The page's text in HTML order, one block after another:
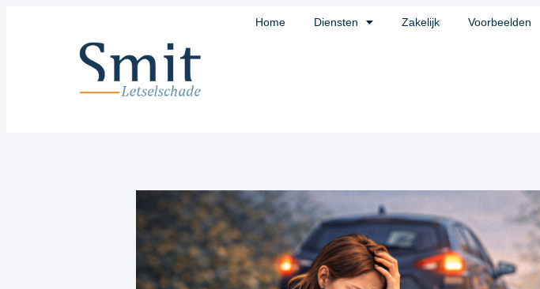
Home Diensten Zakelijk Voorbeelden